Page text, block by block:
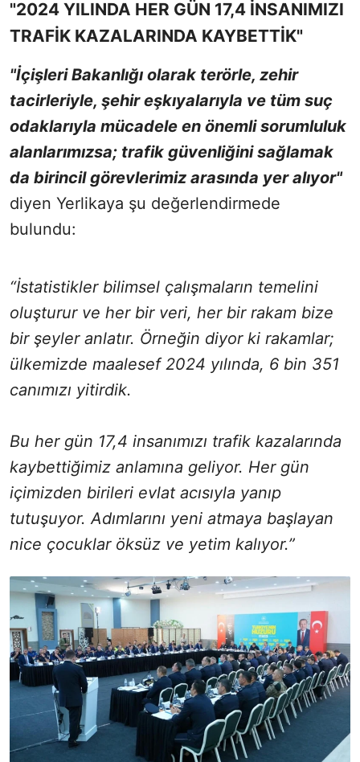
"2024 YILINDA HER GÜN 17,4 İNSANIMIZI
TRAFİK KAZALARINDA KAYBETTİK"
"İçişleri Bakanlığı olarak terörle, zehir
tacirleriyle, şehir eşkıyalarıyla ve tüm suç
odaklarıyla mücadele en önemli sorumluluk
alanlarımızsa; trafik güvenliğini sağlamak
da birincil görevlerimiz arasında yer alıyor"
diyen Yerlikaya şu değerlendirmede
bulundu:
“İstatistikler bilimsel çalışmaların temelini
oluşturur ve her bir veri, her bir rakam bize
bir şeyler anlatır. Örneğin diyor ki rakamlar;
ülkemizde maalesef 2024 yılında, 6 bin 351
canımızı yitirdik.
Bu her gün 17,4 insanımızı trafik kazalarında
kaybettiğimiz anlamına geliyor. Her gün
içimizden birileri evlat acısıyla yanıp
tutuşuyor. Adımlarını yeni atmaya başlayan
nice çocuklar öksüz ve yetim kalıyor.”